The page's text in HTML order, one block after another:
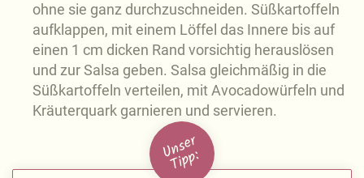
ohne sie ganz durchzuschneiden. Süßkartoffeln
aufklappen, mit einem Löffel das Innere bis auf
einen 1 cm dicken Rand vorsichtig herauslösen
und zur Salsa geben. Salsa gleichmäßig in die
Süßkartoffeln verteilen, mit Avocadowürfeln und
Kräuterquark garnieren und servieren.
U
n
s
e
r
Ti
p
p: